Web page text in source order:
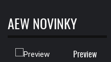
AEW NOVINKY
Preview